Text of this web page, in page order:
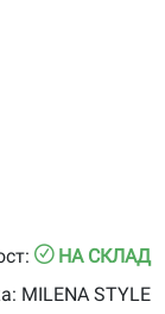
НА СКЛАД
MILENA STYLE